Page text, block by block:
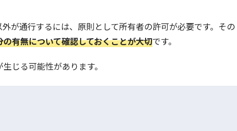
が通行するには、原則として所有者の許可が必要です。その
有無について確認しておくことが大切です。
じる可能性があります。